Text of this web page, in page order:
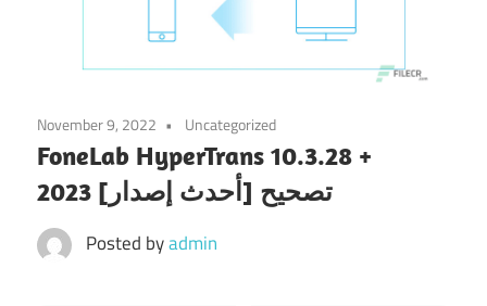
November 9, 2022 Uncategorized
FoneLab HyperTrans 10.3.28 +
تصحيح [أحدث إصدار] 2023
Posted byadmin